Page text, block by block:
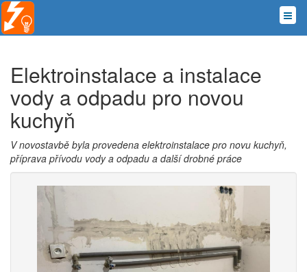
Elektroinstalace a instalace
vody a odpadu pro novou
kuchyň
V novostavbě byla provedena elektroinstalace pro novu kuchyň,
příprava přívodu vody a odpadu a další drobné práce